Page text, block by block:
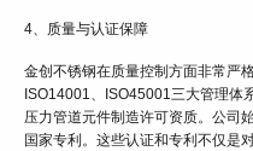
4、质量与认证保障
金创不锈钢在质量控制方面非常严
ISO14001、ISO45001三大管理体
压力管道元件制造许可资质。公司
国家专利。这些认证和专利不仅是